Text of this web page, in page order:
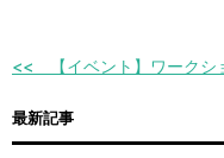
【イベント】ワーク
最新記事